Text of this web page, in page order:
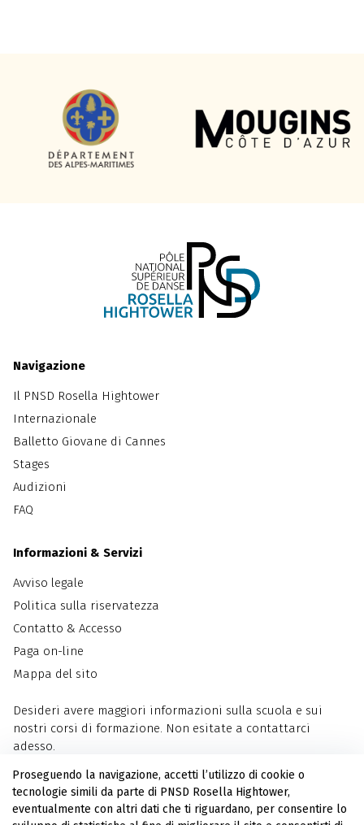
Navigazione
Il PNSD Rosella Hightower
Internazionale
Balletto Giovane di Cannes
Stages
Audizioni
FAQ
Informazioni & Servizi
Avviso legale
Politica sulla riservatezza
Contatto & Accesso
Paga on-line
Mappa del sito
Desideri avere maggiori informazioni sulla scuola e sui
nostri corsi di formazione. Non esitate a contattarci
adesso.
Contattaci
Proseguendo la navigazione, accetti l’utilizzo di cookie o
tecnologie simili da parte di PNSD Rosella Hightower,
eventualmente con altri dati che ti riguardano, per consentire lo